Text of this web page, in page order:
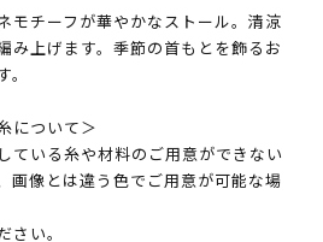
モチーフが華やかなストール。清涼
み上げます。季節の首もとを飾るお
について＞
ている糸や材料のご用意ができない
画像とは違う色でご用意が可能な場
い。